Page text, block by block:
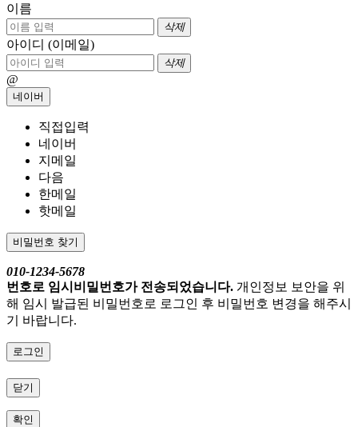
이름
삭제
아이디 (이메일)
삭제
@
네이버
직접입력
네이버
지메일
다음
한메일
핫메일
비밀번호 찾기
010-1234-5678
번호로 임시비밀번호가 전송되었습니다. 개인정보 보안을 위
해 임시 발급된 비밀번호로 로그인 후 비밀번호 변경을 해주시
기 바랍니다.
로그인
닫기
확인